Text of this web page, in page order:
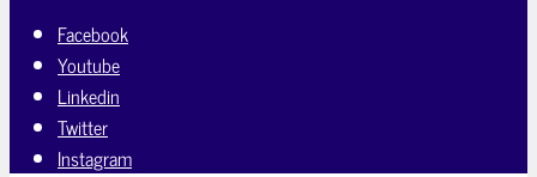
Facebook
Youtube
Linkedin
Twitter
Instagram